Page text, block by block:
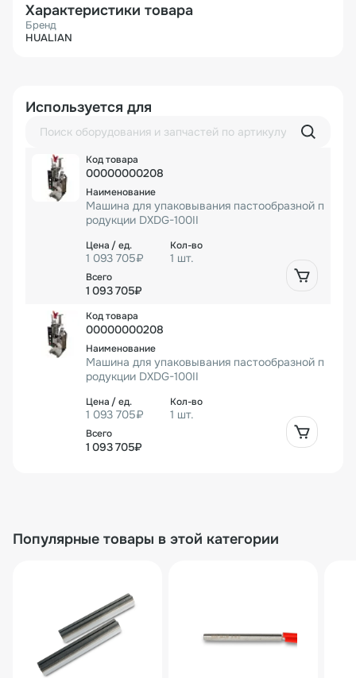
Характеристики товара
Бренд
HUALIAN
Используется для
00000000208
Машина для упаковывания пастообразной п
родукции DXDG-100II
1 093 705₽ 1 шт.
1 093 705₽
00000000208
Машина для упаковывания пастообразной п
родукции DXDG-100II
1 093 705₽ 1 шт.
1 093 705₽
Популярные товары в этой категории